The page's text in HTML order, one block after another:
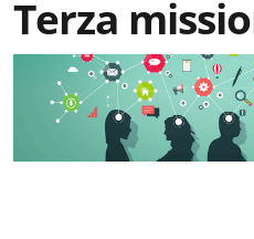
Terza